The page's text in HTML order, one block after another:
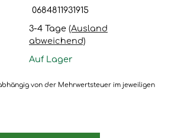
0684811931915
3-4 Tage (Ausland
abweichend)
Auf Lager
von der Mehrwertsteuer im jeweiligen